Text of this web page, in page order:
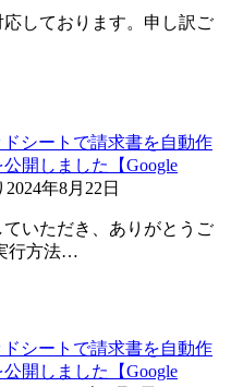
しております。申し訳ご
ドシートで請求書を自動作
開しました【Google
2024年8月22日
いただき、ありがとうご
行方法…
ドシートで請求書を自動作
開しました【Google